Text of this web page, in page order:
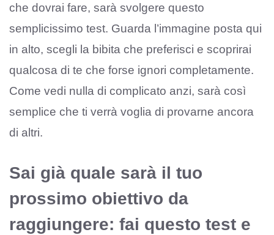
che dovrai fare, sarà svolgere questo
semplicissimo test. Guarda l’immagine posta qui
in alto, scegli la bibita che preferisci e scoprirai
qualcosa di te che forse ignori completamente.
Come vedi nulla di complicato anzi, sarà così
semplice che ti verrà voglia di provarne ancora
di altri.
Sai già quale sarà il tuo
prossimo obiettivo da
raggiungere: fai questo test e